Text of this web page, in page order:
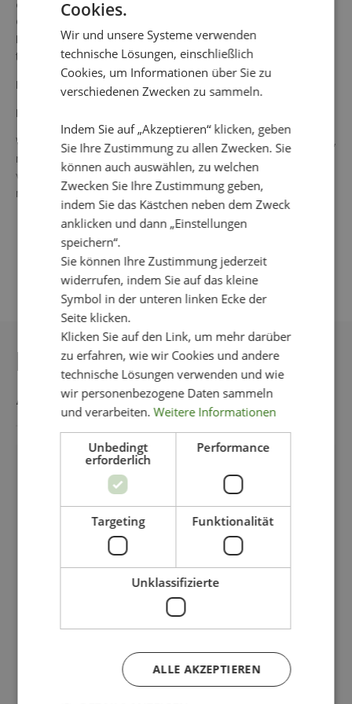
dem Abschluss der Dreiviertelärmel. Die Gesamtlänge in
Größe S beträgt 63 cm vom höchsten Punkt unter dem
Kragen. Das Model auf dem Bild ist 178 cm groß und
trägt Größe Small.
Farbe: mehrfarbig
Material: 100 % recycelter Polyester
Waschanleitung: 30 °C Feinwäsche, kein Wäschetrockner,
nicht auswringen oder einweichen, keine Bleichmittel
verwenden, Bügeln wird nicht empfohlen, nicht chemisch
reinigen.
DAS KÖNNTE IHNEN
AUCH GEFALLEN
Cookies.
Wir und unsere Systeme verwenden
technische Lösungen, einschließlich
Cookies, um Informationen über Sie zu
verschiedenen Zwecken zu sammeln.
Indem Sie auf „Akzeptieren“ klicken, geben
Sie Ihre Zustimmung zu allen Zwecken. Sie
können auch auswählen, zu welchen
Zwecken Sie Ihre Zustimmung geben,
indem Sie das Kästchen neben dem Zweck
anklicken und dann „Einstellungen
speichern“.
Sie können Ihre Zustimmung jederzeit
widerrufen, indem Sie auf das kleine
Symbol in der unteren linken Ecke der
Seite klicken.
Klicken Sie auf den Link, um mehr darüber
zu erfahren, wie wir Cookies und andere
technische Lösungen verwenden und wie
wir personenbezogene Daten sammeln
und verarbeiten.Weitere Informationen
Unbedingt
erforderlich
Performance
Targeting Funktionalität
Unklassifizierte
ALLE AKZEPTIEREN